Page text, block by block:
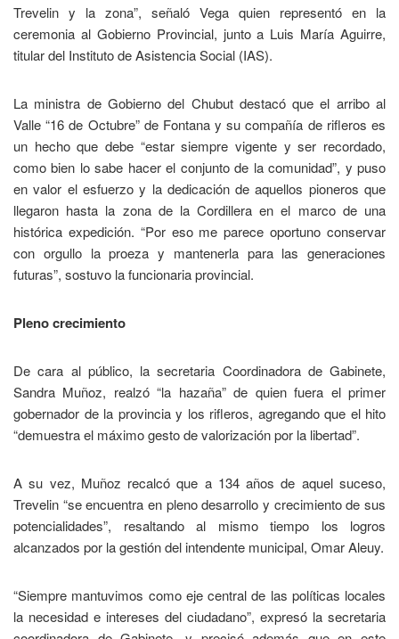
Trevelin y la zona”, señaló Vega quien representó en la
ceremonia al Gobierno Provincial, junto a Luis María Aguirre,
titular del Instituto de Asistencia Social (IAS).
La ministra de Gobierno del Chubut destacó que el arribo al
Valle “16 de Octubre” de Fontana y su compañía de rifleros es
un hecho que debe “estar siempre vigente y ser recordado,
como bien lo sabe hacer el conjunto de la comunidad”, y puso
en valor el esfuerzo y la dedicación de aquellos pioneros que
llegaron hasta la zona de la Cordillera en el marco de una
histórica expedición. “Por eso me parece oportuno conservar
con orgullo la proeza y mantenerla para las generaciones
futuras”, sostuvo la funcionaria provincial.
Pleno crecimiento
De cara al público, la secretaria Coordinadora de Gabinete,
Sandra Muñoz, realzó “la hazaña” de quien fuera el primer
gobernador de la provincia y los rifleros, agregando que el hito
“demuestra el máximo gesto de valorización por la libertad”.
A su vez, Muñoz recalcó que a 134 años de aquel suceso,
Trevelin “se encuentra en pleno desarrollo y crecimiento de sus
potencialidades”, resaltando al mismo tiempo los logros
alcanzados por la gestión del intendente municipal, Omar Aleuy.
“Siempre mantuvimos como eje central de las políticas locales
la necesidad e intereses del ciudadano”, expresó la secretaria